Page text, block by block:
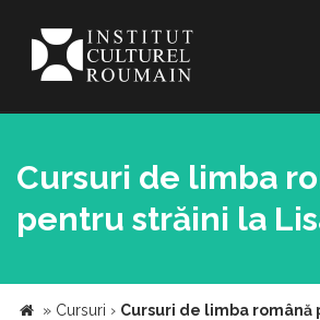
Cursuri de limba
pentru străini la
» Cursuri › Cursuri de limba română